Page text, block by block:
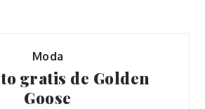
Moda
gratis de Golden
Goose